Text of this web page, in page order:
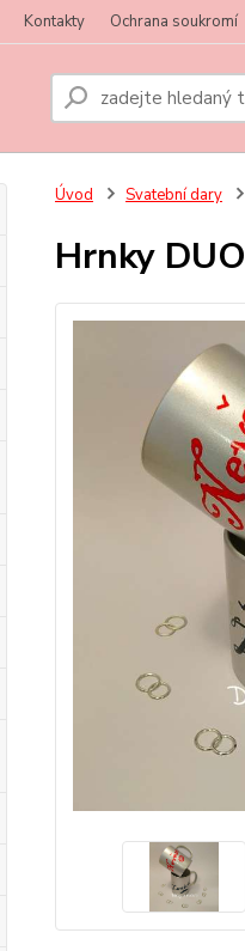
Kontakty Ochrana soukromí
Úvod Svatební dary
Hrnky DUO